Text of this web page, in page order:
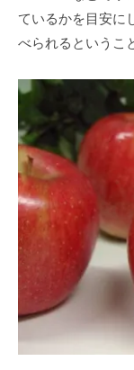
ているかを目安に
べられるというこ